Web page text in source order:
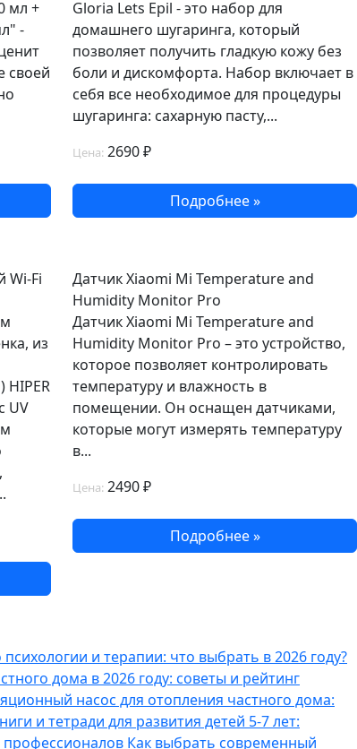
мл +
-
своей
Gloria Lets Epil - это набор для
домашнего шугаринга, который
позволяет получить гладкую кожу без
боли и дискомфорта. Набор включает в
себя все необходимое для процедуры
шугаринга: сахарную пасту,...
Цена: 2690 ₽
Подробнее »
Wi-Fi
из
HIPER
UV
Датчик Xiaomi Mi Temperature and
Humidity Monitor Pro
Датчик Xiaomi Mi Temperature and
Humidity Monitor Pro – это устройство,
которое позволяет контролировать
температуру и влажность в
помещении. Он оснащен датчиками,
которые могут измерять температуру
в...
Цена: 2490 ₽
Подробнее »
и терапии: что выбрать в 2026 году?
дома в 2026 году: советы и рейтинг
насос для отопления частного дома:
и тетради для развития детей 5-7 лет:
Как выбрать современный